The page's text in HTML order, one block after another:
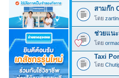
สามก๊ก
โดย
ช่วยแน
โดย
Taxi
โดย